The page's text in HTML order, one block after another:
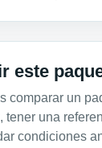
este
comparar un
tener una
condiciones